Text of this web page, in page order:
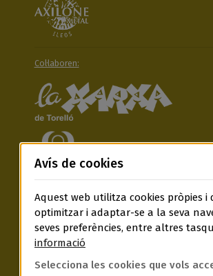
Col·laboren:
Segueix-nos a:
Avís de cookies
Aquest web utilitza cookies pròpies i
optimitzar i adaptar-se a la seva
seves preferències, entre altres
informació
Selecciona les cookies que vols